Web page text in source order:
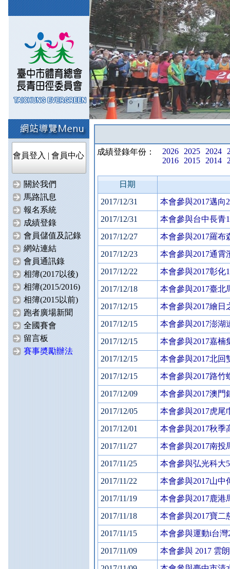
會員登入 |會員中心
關於我們
馬路訊息
報名系統
成績登錄
會員儲值及記錄
網站連結
會員通訊錄
相簿(2017以後)
相簿(2015/2016)
相簿(2015以前)
跑者廣場新聞
全國賽會
留言板
賽事奬勵辦法
成績登錄年份： 2026 2025 2024
2016
2015 2014
日期
2017/12/31
本會參與2017邁向
2017/12/31
本會參與台中長青
2017/12/27
本會參與2017羅
2017/12/23
本會參與2017通
2017/12/22
本會參與2017彰化
2017/12/18
本會參與2017臺北
2017/12/15
本會參與2017繪
2017/12/15
本會參與2017澎
2017/12/15
本會參與2017嘉
2017/12/15
本會參與2017北
2017/12/15
本會參與2017路
2017/12/09
本會參與2017澳
2017/12/05
本會參與2017虎
2017/12/01
本會參與2017秋
2017/11/27
本會參與2017南投
2017/11/25
本會參與弘光科大
2017/11/22
本會參與2017山
2017/11/19
本會參與2017鹿港
2017/11/18
本會參與2017寶
2017/11/15
本會參與運動i台
2017/11/09
本會參與 2017 雲